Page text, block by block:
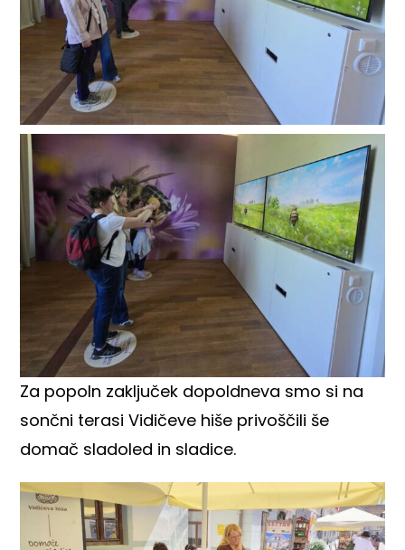
Za popoln zaključek dopoldneva smo si na
sončni terasi Vidičeve hiše privoščili še
domač sladoled in sladice.